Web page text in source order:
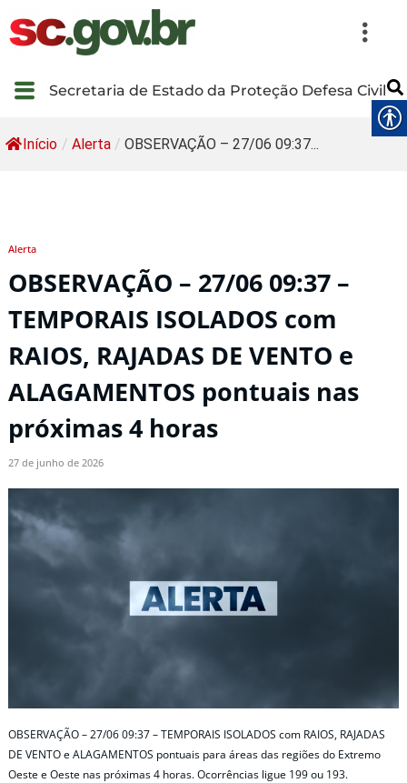
Secretaria de Estado da Proteção Defesa Civil
Início / Alerta / OBSERVAÇÃO – 27/06 09:37...
Alerta
OBSERVAÇÃO – 27/06 09:37 –
TEMPORAIS ISOLADOS com
RAIOS, RAJADAS DE VENTO e
ALAGAMENTOS pontuais nas
próximas 4 horas
27 de junho de 2026
OBSERVAÇÃO – 27/06 09:37 – TEMPORAIS ISOLADOS com RAIOS, RAJADAS
DE VENTO e ALAGAMENTOS pontuais para áreas das regiões do Extremo
Oeste e Oeste nas próximas 4 horas. Ocorrências ligue 199 ou 193.